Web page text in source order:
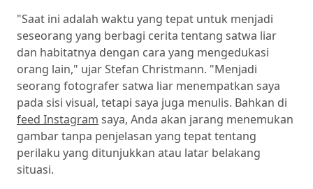
"Saat ini adalah waktu yang tepat untuk menjadi
seseorang yang berbagi cerita tentang satwa liar
dan habitatnya dengan cara yang mengedukasi
orang lain," ujar Stefan Christmann. "Menjadi
seorang fotografer satwa liar menempatkan saya
pada sisi visual, tetapi saya juga menulis. Bahkan di
feed Instagram saya, Anda akan jarang menemukan
gambar tanpa penjelasan yang tepat tentang
perilaku yang ditunjukkan atau latar belakang
situasi.